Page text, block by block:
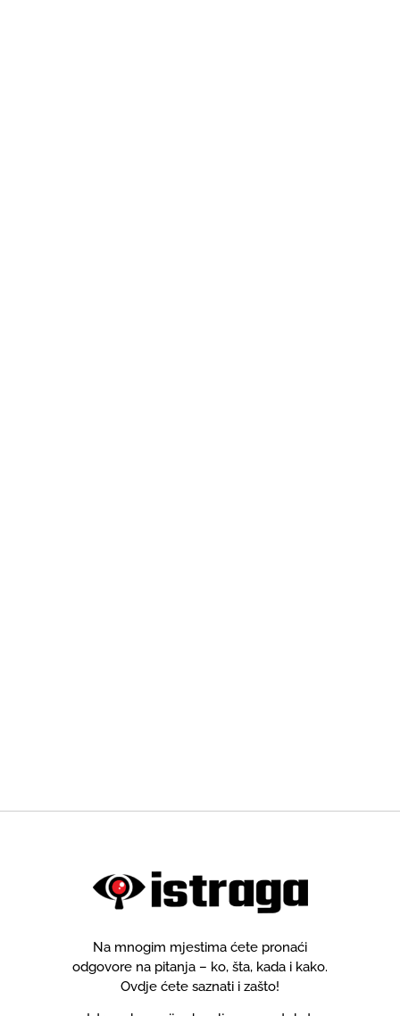
Na mnogim mjestima ćete pronaći
odgovore na pitanja – ko, šta, kada i kako.
Ovdje ćete saznati i zašto!